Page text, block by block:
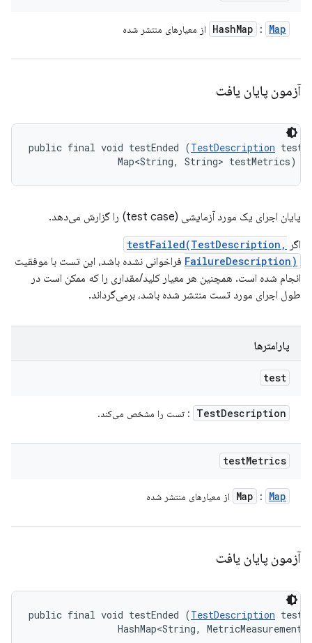
HashMap : Map از معیارهای منتشر شده
آزمون پایان یافت
public final void testEnded (TestDescription
                Map<String, String> testMetrics)
پایان اجرای یک مورد آزمایشی (test case) را گزارش می‌دهد.
اگر testFailed(TestDescription,
FailureDescription) فراخوانی نشده باشد، این تست با موفقیت
انجام شده است. همچنین هر معیار کلید/مقداری را که ممکن است در
طول اجرای مورد تست منتشر شده باشد، برمی‌گرداند.
پارامترها
test
TestDescription : تست را مشخص می‌کند.
testMetrics
Map : Map از معیارهای منتشر شده
آزمون پایان یافت
public final void testEnded (TestDescription
HashMap<String,